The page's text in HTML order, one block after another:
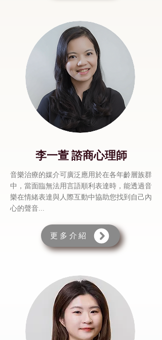
李一萱 諮商心理師
音樂治療的媒介可廣泛應用於在各年齡層族群
中，當面臨無法用言語順利表達時，能透過音
樂在情緒表達與人際互動中協助您找到自己內
心的聲音...
更多介紹